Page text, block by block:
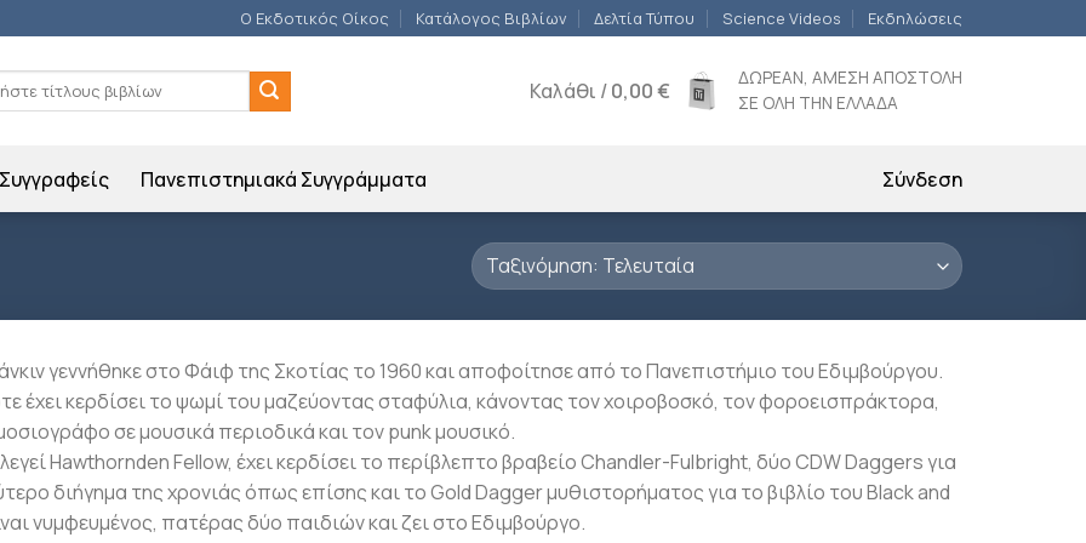
Ο Εκδοτικός Οίκος Κατάλογος Βιβλίων Δελτία Τύπου Science Videos Εκδηλώσεις
Καλάθι /0,00€
ΔΩΡΕΑΝ, ΑΜΕΣΗ ΑΠΟΣΤΟΛΗ
ΣΕ ΟΛΗ ΤΗΝ ΕΛΛΑΔΑ
Συγγραφείς Πανεπιστημιακά Συγγράμματα Σύνδεση
γεννήθηκε στο Φάιφ της Σκοτίας το 1960 και αποφοίτησε από το Πανεπιστήμιο του Eδιμβούργου.
έχει κερδίσει το ψωμί του μαζεύοντας σταφύλια, κάνοντας τον χοιροβοσκό, τον φοροεισπράκτορα,
σε μουσικά περιοδικά και τον punk μουσικό.
Hawthornden Fellow, έχει κερδίσει το περίβλεπτο βραβείο Chandler-Fulbright, δύο CDW Daggers για
διήγημα της χρονιάς όπως επίσης και το Gold Dagger μυθιστορήματος για το βιβλίο του Black and
νυμφευμένος, πατέρας δύο παιδιών και ζει στο Eδιμβούργο.